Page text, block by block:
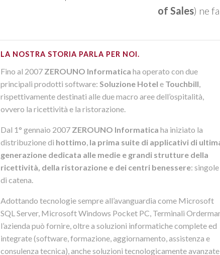
of Sales) ne
LA NOSTRA STORIA PARLA PER NOI.
Fino al 2007 ZEROUNO Informatica ha operato con due
principali prodotti software: Soluzione Hotel e Touchbill
rispettivamente destinati alle due macro aree dell’ospitalità,
ovvero la ricettività e la ristorazione.
Dal 1° gennaio 2007 ZEROUNO Informatica ha iniziato la
distribuzione di hottimo la prima suite di applicativi di
generazione dedicata alle medie e grandi strutture della
ricettività, della ristorazione e dei centri benessere:
di catena.
Adottando tecnologie sempre all’avanguardia come Microsoft
SQL Server, Microsoft Windows Pocket PC, Terminali
l’azienda può fornire, oltre a soluzioni informatiche complete ed
integrate (software, formazione, aggiornamento, assistenza e
consulenza tecnica), anche soluzioni tecnologicamente avanzate